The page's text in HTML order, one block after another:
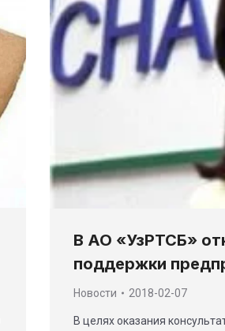
В АО «УзРТСБ»
поддержки
Новости 2018-02-07
В целях оказания